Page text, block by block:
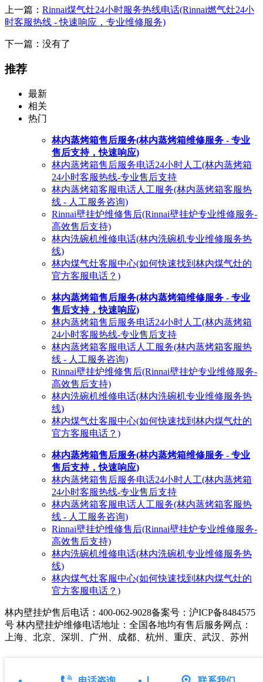
上一篇： Rinnai煤气灶24小时服务热线电话(Rinnai燃气灶24小
时客服热线 - 快速响应，专业维修服务)
下一篇：没有了
推荐
最新
相关
热门
林内蒸烤箱售后服务(林内蒸烤箱维修服务 - 专业
售后支持，快速响应)
林内蒸烤箱售后服务电话24小时人工(林内蒸烤箱
24小时客服热线-专业售后支持
林内蒸烤箱客服电话人工服务(林内蒸烤箱客服热
线 - 人工服务咨询)
Rinnai壁挂炉维修售后(Rinnai壁挂炉专业维修服务-
高效售后支持)
林内洗碗机维修电话(林内洗碗机专业维修服务热
线)
林内煤气灶客服中心(如何快速找到林内煤气灶的
官方客服电话？)
林内蒸烤箱售后服务(林内蒸烤箱维修服务 - 专业
售后支持，快速响应)
林内蒸烤箱售后服务电话24小时人工(林内蒸烤箱
24小时客服热线-专业售后支持
林内蒸烤箱客服电话人工服务(林内蒸烤箱客服热
线 - 人工服务咨询)
Rinnai壁挂炉维修售后(Rinnai壁挂炉专业维修服务-
高效售后支持)
林内洗碗机维修电话(林内洗碗机专业维修服务热
线)
林内煤气灶客服中心(如何快速找到林内煤气灶的
官方客服电话？)
林内蒸烤箱售后服务(林内蒸烤箱维修服务 - 专业
售后支持，快速响应)
林内蒸烤箱售后服务电话24小时人工(林内蒸烤箱
24小时客服热线-专业售后支持
林内蒸烤箱客服电话人工服务(林内蒸烤箱客服热
线 - 人工服务咨询)
Rinnai壁挂炉维修售后(Rinnai壁挂炉专业维修服务-
高效售后支持)
林内洗碗机维修电话(林内洗碗机专业维修服务热
线)
林内煤气灶客服中心(如何快速找到林内煤气灶的
官方客服电话？)
林内壁挂炉售后电话：400-062-9028备案号：沪ICP备8484575
号 林内壁挂炉维修电话地址：全国各地均有售后服务网点：
上海、北京、深圳、广州、成都、杭州、重庆、武汉、苏州